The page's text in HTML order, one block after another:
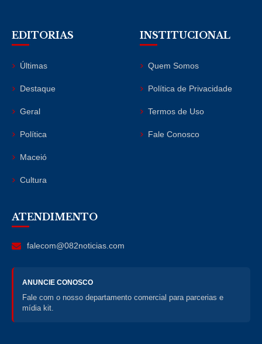
EDITORIAS
Últimas
Destaque
Geral
Política
Maceió
Cultura
INSTITUCIONAL
Quem Somos
Política de Privacidade
Termos de Uso
Fale Conosco
ATENDIMENTO
falecom@082noticias.com
ANUNCIE CONOSCO
Fale com o nosso departamento comercial para parcerias e
mídia kit.